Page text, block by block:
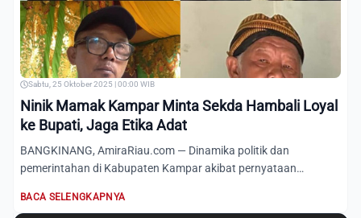
Sabtu, 25 Oktober 2025 | 00:00 WIB
Ninik Mamak Kampar Minta Sekda Hambali Loyal
ke Bupati, Jaga Etika Adat
BANGKINANG, AmiraRiau.com — Dinamika politik dan
pemerintahan di Kabupaten Kampar akibat pernyataan
BACA SELENGKAPNYA